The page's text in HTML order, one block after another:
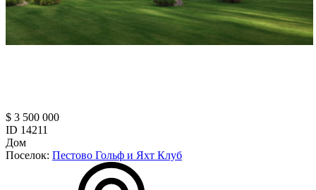
$ 3 500 000
ID 14211
Дом
Поселок: Пестово Гольф и Яхт Клуб